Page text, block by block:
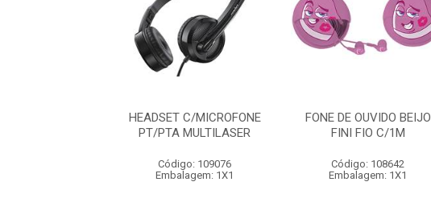
HEADSET C/MICROFONE
PT/PTA MULTILASER
Código: 109076
Embalagem: 1X1
FONE DE OUVIDO BEIJO
FINI FIO C/1M
Código: 108642
Embalagem: 1X1